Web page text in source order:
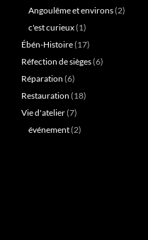
Angoulême et environs(2)
c'est curieux(1)
Ébén-Histoire(17)
Réfection de sièges(6)
Réparation (6)
Restauration (18)
Vie d'atelier(7)
événement(2)